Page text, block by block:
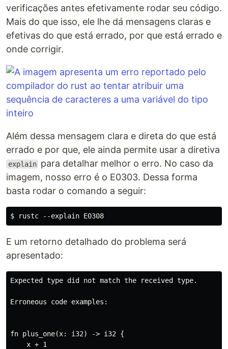
verificações antes efetivamente rodar seu código.
Mais do que isso, ele lhe dá mensagens claras e
efetivas do que está errado, por que está errado e
onde corrigir.
Além dessa mensagem clara e direta do que está
errado e por que, ele ainda permite usar a diretiva
explain para detalhar melhor o erro. No caso da
imagem, nosso erro é o E0303. Dessa forma
basta rodar o comando a seguir:
E um retorno detalhado do problema será
apresentado:
Expected type did not match the received type.
Erroneous code examples:
fn plus_one(x: i32) -> i32 {
    x + 1